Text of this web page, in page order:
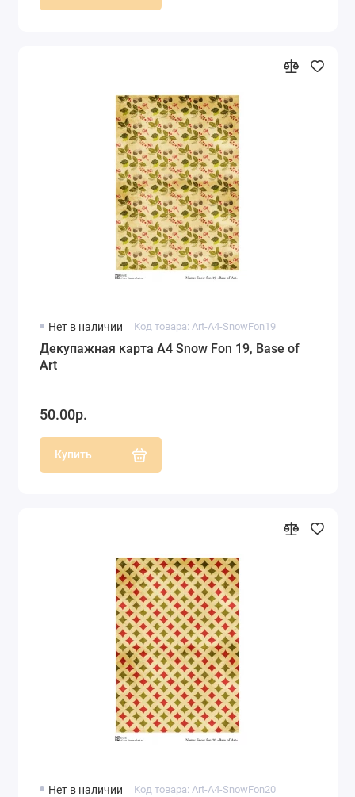
Нет в наличии Код товара: Art-A4-SnowFon19
Декупажная карта А4 Snow Fon 19, Base of
Art
50.00р.
Купить
Нет в наличии Код товара: Art-A4-SnowFon20